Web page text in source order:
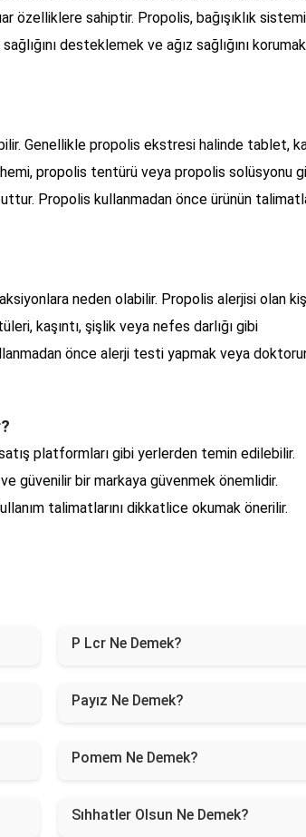
özelliklere sahiptir. Propolis, bağışıklık
desteklemek ve ağız sağlığını
Genellikle propolis ekstresi halinde tablet,
propolis tentürü veya propolis solüsyonu
Propolis kullanmadan önce ürünün
neden olabilir. Propolis alerjisi olan
kaşıntı, şişlik veya nefes darlığı gibi
önce alerji testi yapmak veya
platformları gibi yerlerden temin edilebilir.
güvenilir bir markaya güvenmek önemlidir.
talimatlarını dikkatlice okumak önerilir.
P Lcr Ne Demek?
Payız Ne Demek?
Pomem Ne Demek?
Sıhhatler Olsun Ne Demek?